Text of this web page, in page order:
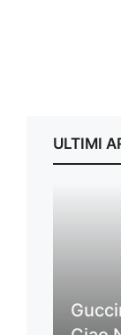
ULTIMI